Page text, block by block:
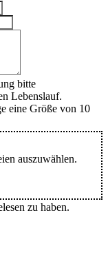
bitte
Lebenslauf.
eine Größe von 10
auszuwählen.
zu haben.